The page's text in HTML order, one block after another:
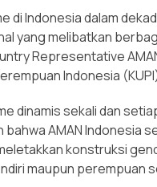
di Indonesia dalam
yang melibatkan
Representative
Indonesia
dinamis sekali dan
AMAN Indonesia
konstruksi
maupun perempuan